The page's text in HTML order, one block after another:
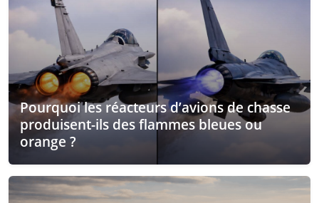
Pourquoi les réacteurs d’avions de chasse
produisent-ils des flammes bleues ou
orange ?